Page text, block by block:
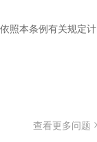
照本条例有关规定计
查看更多问题